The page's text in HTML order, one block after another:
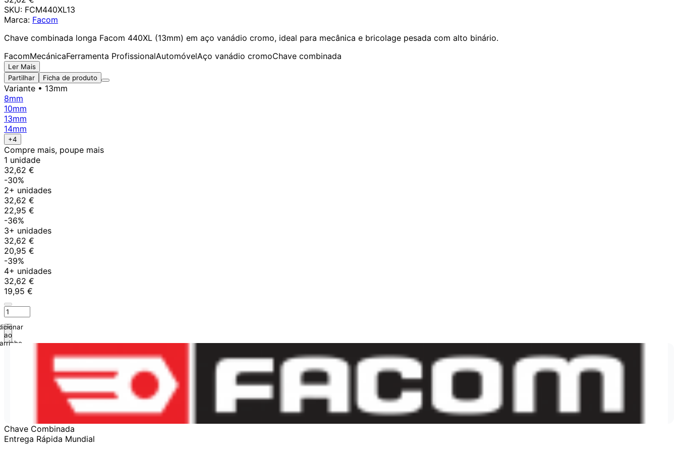
SKU: FCM440XL13
Marca: Facom
Chave combinada longa Facom 440XL (13mm) em aço vanádio cromo, ideal para mecânica e bricolage pesada com alto binário.
FacomMecánicaFerramenta ProfissionalAutomóvelAço vanádio cromoChave combinada
Ler Mais
Partilhar
Ficha de produto
Variante • 13mm
8mm
10mm
13mm
14mm
+4
Compre mais, poupe mais
1 unidade
32,62 €
-30%
2+ unidades
32,62 €
22,95 €
-36%
3+ unidades
32,62 €
20,95 €
-39%
4+ unidades
32,62 €
19,95 €
ao
Chave Combinada
Entrega Rápida Mundial